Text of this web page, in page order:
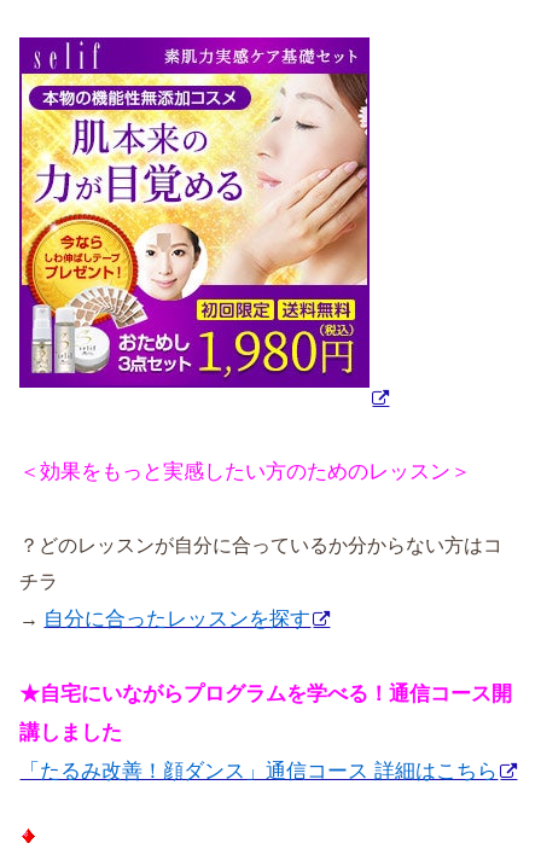
＜効果をもっと実感したい方のためのレッスン＞
？どのレッスンが自分に合っているか分からない方はコ
チラ
→ 自分に合ったレッスンを探す
★自宅にいながらプログラムを学べる！通信コース開
講しました
「たるみ改善！顔ダンス」通信コース 詳細はこちら